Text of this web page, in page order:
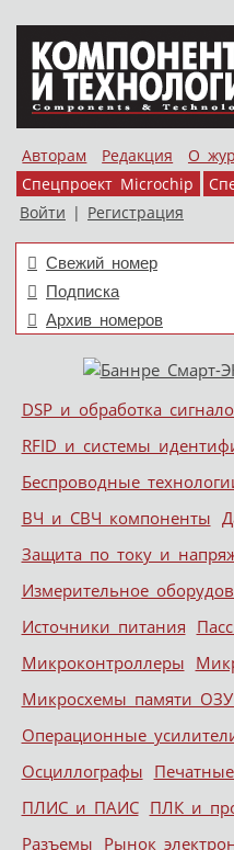
Авторам Редакция О
Спецпроект Microchip
Войти | Регистрация
Свежий номер
Подписка
Архив номеров
Меню
Skip to content
DSP и обработка
RFID и системы
Беспроводные
ВЧ и СВЧ компоненты
Защита по току и
Измерительное
Источники питания
Микроконтроллеры
Микросхемы памяти
Операционные
Осциллографы
ПЛИС и ПАИС ПЛК и
Разъемы Рынок